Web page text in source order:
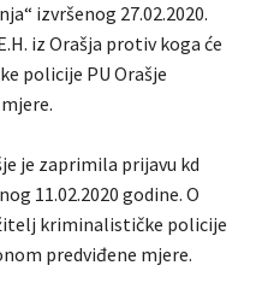
izvršenog 27.02.2020.
iz Orašja protiv koga će
policije PU Orašje
je zaprimila prijavu kd
11.02.2020 godine. O
kriminalističke policije
predviđene mjere.